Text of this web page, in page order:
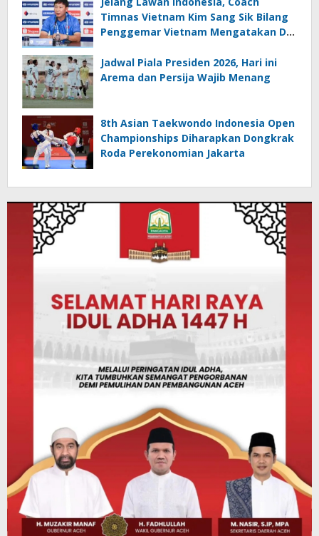
Timnas Vietnam Kim Sang Sik Bilang
Penggemar Vietnam Mengatakan Dia
Jadwal Piala Presiden 2026, Hari ini
Arema dan Persija Wajib Menang
8th Asian Taekwondo Indonesia Open
Championships Diharapkan Dongkrak
Roda Perekonomian Jakarta